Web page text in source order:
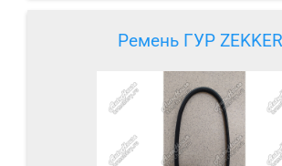
Ремень ГУР